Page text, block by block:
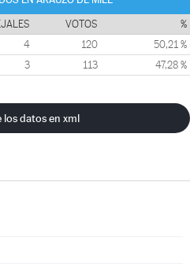
VOTOS %
4 120 50,21 %
3 113 47,28 %
los datos en xml